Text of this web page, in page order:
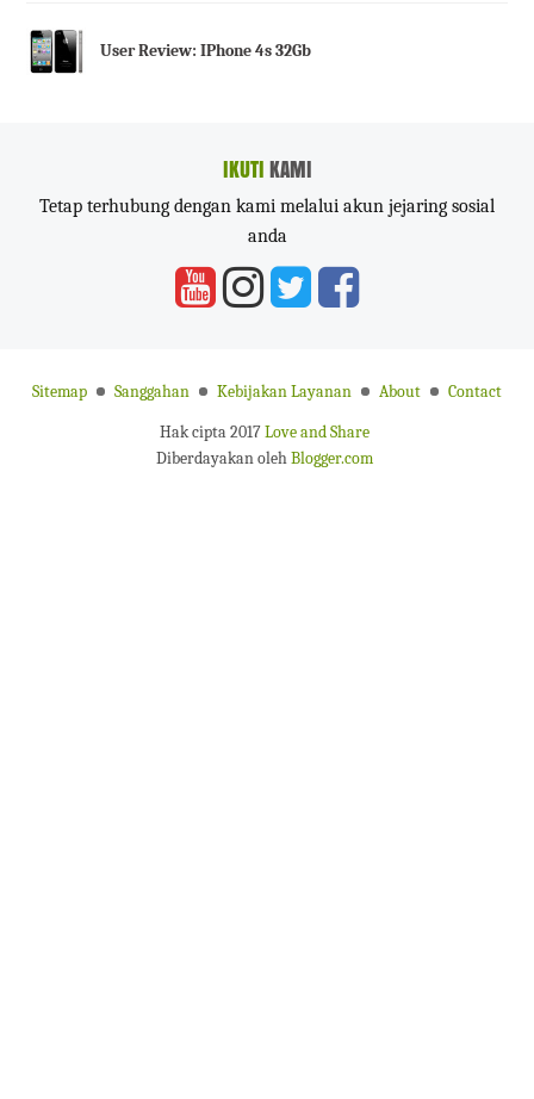
User Review: IPhone 4s 32Gb
IKUTIKAMI
Tetap terhubung dengan kami melalui akun jejaring sosial
anda
Sitemap Sanggahan Kebijakan Layanan About
Contact
Hak cipta 2017Love and Share
Diberdayakan olehBlogger.com